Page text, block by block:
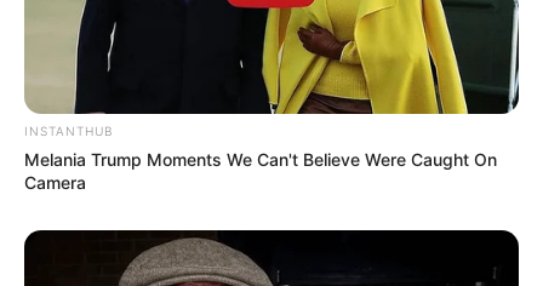
INSTANTHUB
Melania Trump Moments We Can't Believe Were Caught On
Camera